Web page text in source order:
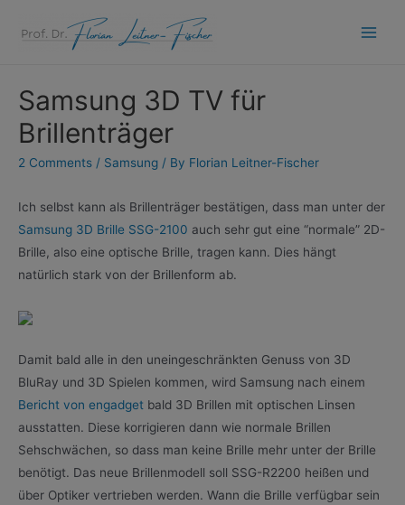
Samsung 3D TV für
Brillenträger
2 Comments / Samsung / By Florian Leitner-Fischer
Ich selbst kann als Brillenträger bestätigen, dass man unter der
Samsung 3D Brille SSG-2100 auch sehr gut eine “normale” 2D-
Brille, also eine optische Brille, tragen kann. Dies hängt
natürlich stark von der Brillenform ab.
Damit bald alle in den uneingeschränkten Genuss von 3D
BluRay und 3D Spielen kommen, wird Samsung nach einem
Bericht von engadget bald 3D Brillen mit optischen Linsen
ausstatten. Diese korrigieren dann wie normale Brillen
Sehschwächen, so dass man keine Brille mehr unter der Brille
benötigt. Das neue Brillenmodell soll SSG-R2200 heißen und
über Optiker vertrieben werden. Wann die Brille verfügbar sein